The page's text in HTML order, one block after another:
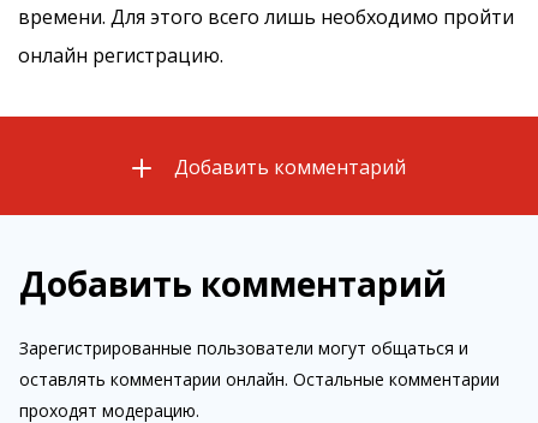
времени. Для этого всего лишь необходимо пройти
онлайн регистрацию.
Добавить комментарий
Добавить комментарий
Зарегистрированные пользователи могут общаться и
оставлять комментарии онлайн. Остальные комментарии
проходят модерацию.